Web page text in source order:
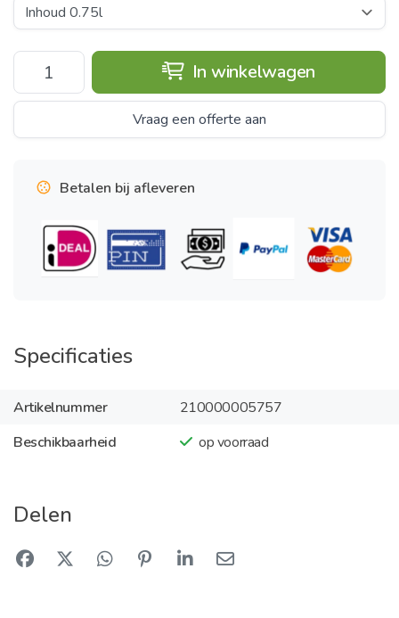
In winkelwagen
Vraag een offerte aan
Betalen bij afleveren
Specificaties
Artikelnummer
210000005757
Beschikbaarheid
op voorraad
Delen